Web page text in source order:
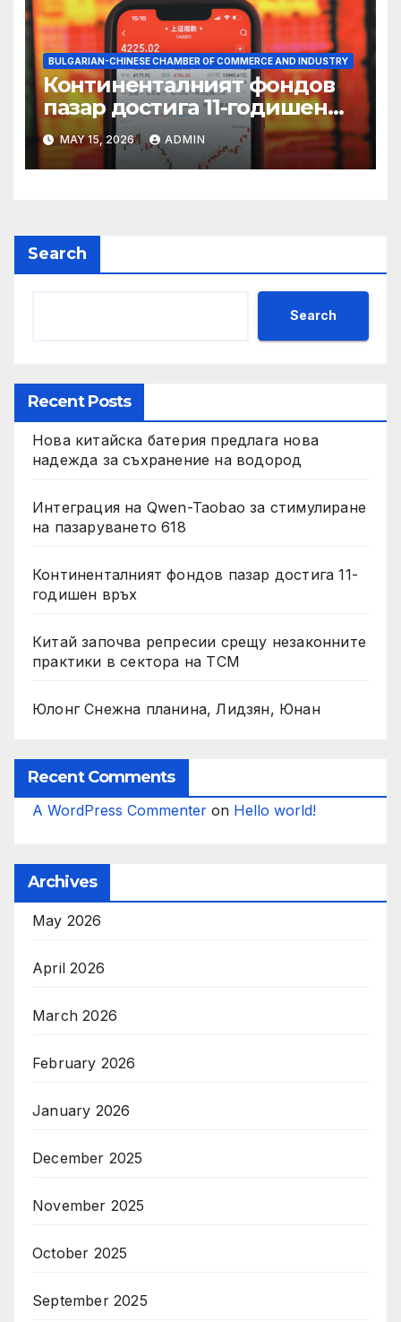
BULGARIAN-CHINESE CHAMBER OF COMMERCE AND INDUSTRY
Континенталният фондов
пазар достига 11-годишен
връх
MAY 15, 2026 ADMIN
Search
Search
Recent Posts
Нова китайска батерия предлага нова
надежда за съхранение на водород
Интеграция на Qwen-Taobao за стимулиране
на пазаруването 618
Континенталният фондов пазар достига 11-
годишен връх
Китай започва репресии срещу незаконните
практики в сектора на TCM
Юлонг Снежна планина, Лидзян, Юнан
Recent Comments
A WordPress Commenter on Hello world!
Archives
May 2026
April 2026
March 2026
February 2026
January 2026
December 2025
November 2025
October 2025
September 2025